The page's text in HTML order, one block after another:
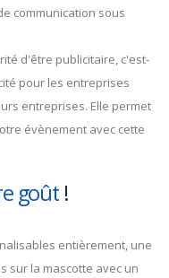
communication sous
d'être publicitaire, c'est-
pour les entreprises
entreprises. Elle permet
évènement avec cette
goût!
entièrement, une
sur la mascotte avec un